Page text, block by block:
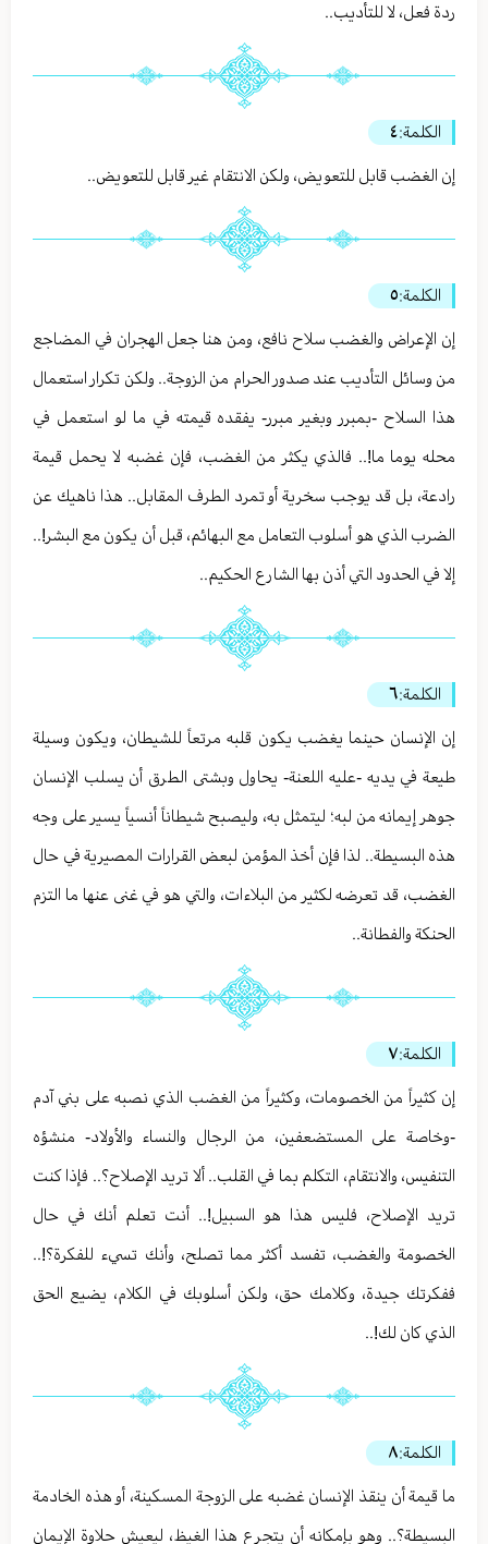
ردة فعل، لا للتأديب..
الكلمة:٤
إن الغضب قابل للتعويض، ولكن الانتقام غير قابل للتعويض..
الكلمة:٥
إن الإعراض والغضب سلاح نافع، ومن هنا جعل الهجران في المضاجع
من وسائل التأديب عند صدور الحرام من الزوجة.. ولكن تكرار استعمال
هذا السلاح -بمبرر وبغير مبرر- يفقده قيمته في ما لو استعمل في
محله يوما ما!.. فالذي يكثر من الغضب، فإن غضبه لا يحمل قيمة
رادعة، بل قد يوجب سخرية أو تمرد الطرف المقابل.. هذا ناهيك عن
الضرب الذي هو أسلوب التعامل مع البهائم، قبل أن يكون مع البشر!..
إلا في الحدود التي أذن بها الشارع الحكيم..
الكلمة:٦
إن الإنسان حينما يغضب يكون قلبه مرتعاً للشيطان، ويكون وسيلة
طيعة في يديه -عليه اللعنة- يحاول وبشتى الطرق أن يسلب الإنسان
جوهر إيمانه من لبه؛ ليتمثل به، وليصبح شيطاناً أنسياً يسير على وجه
هذه البسيطة.. لذا فإن أخذ المؤمن لبعض القرارات المصيرية في حال
الغضب، قد تعرضه لكثير من البلاءات، والتي هو في غنى عنها ما التزم
الحنكة والفطانة..
الكلمة:٧
إن كثيراً من الخصومات، وكثيراً من الغضب الذي نصبه على بني آدم
-وخاصة على المستضعفين، من الرجال والنساء والأولاد- منشؤه
التنفيس، والانتقام، التكلم بما في القلب.. ألا تريد الإصلاح؟.. فإذا كنت
تريد الإصلاح، فليس هذا هو السبيل!.. أنت تعلم أنك في حال
الخصومة والغضب، تفسد أكثر مما تصلح، وأنك تسيء للفكرة؟!..
ففكرتك جيدة، وكلامك حق، ولكن أسلوبك في الكلام، يضيع الحق
الذي كان لك!..
الكلمة:٨
ما قيمة أن ينقذ الإنسان غضبه على الزوجة المسكينة، أو هذه الخادمة
البسيطة؟.. وهو بإمكانه أن يتجرع هذا الغيظ، ليعيش حلاوة الإيمان